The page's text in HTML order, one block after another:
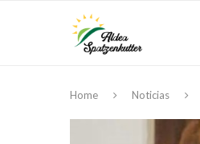
Home Noticias